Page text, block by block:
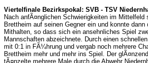
Viertelfinale Bezirkspokal: SVB - TSV
Nach anfÃ¤nglichen Schwierigkeiten im Mittelfeld
Brettheim auf seinen Gegner ein und konnte dann
Mithalten, so dass sich ein ansehnliches Spiel
Mannschaften abzeichnete. Durch einen
mit 0:1 in FÃ¼hrung und vergab noch mehrere
Brettheim mehr und mehr ins Spiel. Der
tÃ¤nzelte mehrere Male durch die Abwehr